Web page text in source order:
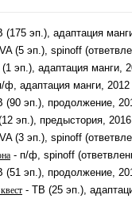
(175 эп.), адаптация
(5 эп.), spinoff
(1 эп.), адаптация манги,
ф, адаптация манги, 2012
(90 эп.), продолжение,
эп.), предыстория, 2016
(3 эп.), spinoff
- п/ф, spinoff
(51 эп.), продолжение,
- ТВ (25 эп.),